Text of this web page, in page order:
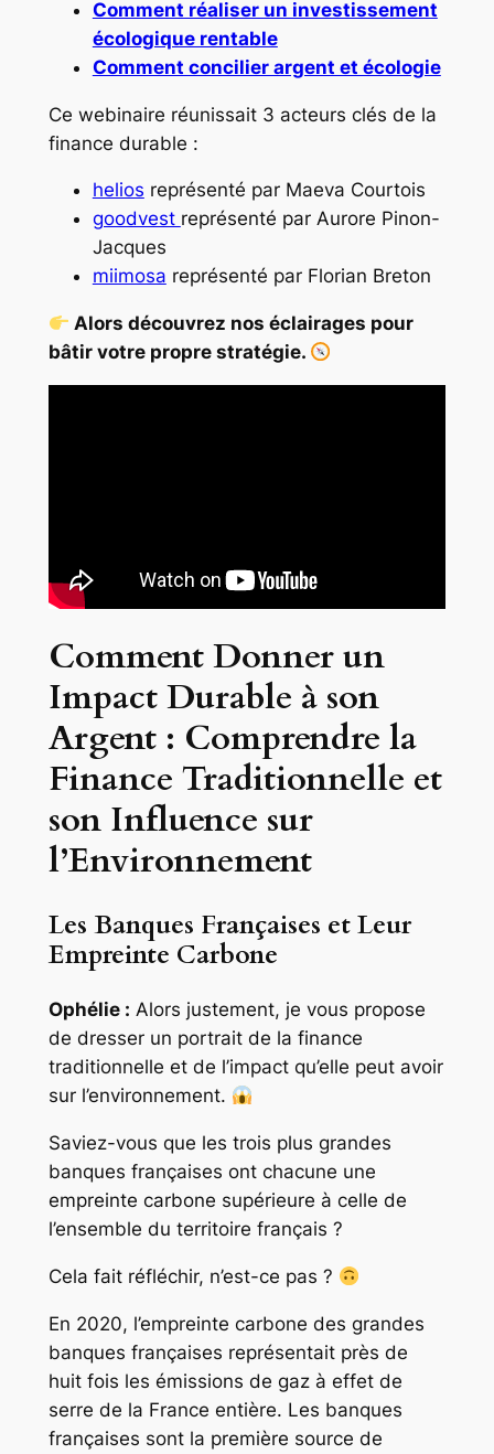
Comment réaliser un investissement
écologique rentable
Comment concilier argent et écologie
Ce webinaire réunissait 3 acteurs clés de la
finance durable :
helios représenté par Maeva Courtois
goodvest représenté par Aurore Pinon-
Jacques
miimosa représenté par Florian Breton
Alors découvrez nos éclairages pour
bâtir votre propre stratégie.
Comment Donner un
Impact Durable à son
Argent : Comprendre la
Finance Traditionnelle et
son Influence sur
l’Environnement
Les Banques Françaises et Leur
Empreinte Carbone
Ophélie : Alors justement, je vous propose
de dresser un portrait de la finance
traditionnelle et de l’impact qu’elle peut avoir
sur l’environnement.
Saviez-vous que les trois plus grandes
banques françaises ont chacune une
empreinte carbone supérieure à celle de
l’ensemble du territoire français ?
Cela fait réfléchir, n’est-ce pas ?
En 2020, l’empreinte carbone des grandes
banques françaises représentait près de
huit fois les émissions de gaz à effet de
serre de la France entière. Les banques
françaises sont la première source de